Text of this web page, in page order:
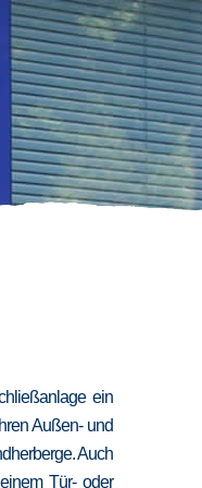
ein
Außen- und
Auch
Tür- oder